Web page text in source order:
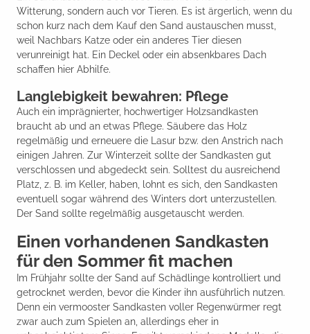
Witterung, sondern auch vor Tieren. Es ist ärgerlich, wenn du
schon kurz nach dem Kauf den Sand austauschen musst,
weil Nachbars Katze oder ein anderes Tier diesen
verunreinigt hat. Ein Deckel oder ein absenkbares Dach
schaffen hier Abhilfe.
Langlebigkeit bewahren: Pflege
Auch ein imprägnierter, hochwertiger Holzsandkasten
braucht ab und an etwas Pflege. Säubere das Holz
regelmäßig und erneuere die Lasur bzw. den Anstrich nach
einigen Jahren. Zur Winterzeit sollte der Sandkasten gut
verschlossen und abgedeckt sein. Solltest du ausreichend
Platz, z. B. im Keller, haben, lohnt es sich, den Sandkasten
eventuell sogar während des Winters dort unterzustellen.
Der Sand sollte regelmäßig ausgetauscht werden.
Einen vorhandenen Sandkasten
für den Sommer fit machen
Im Frühjahr sollte der Sand auf Schädlinge kontrolliert und
getrocknet werden, bevor die Kinder ihn ausführlich nutzen.
Denn ein vermooster Sandkasten voller Regenwürmer regt
zwar auch zum Spielen an, allerdings eher in